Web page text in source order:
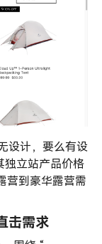
设计，要么有设
独立站产品价格
营到豪华露营需
击需求